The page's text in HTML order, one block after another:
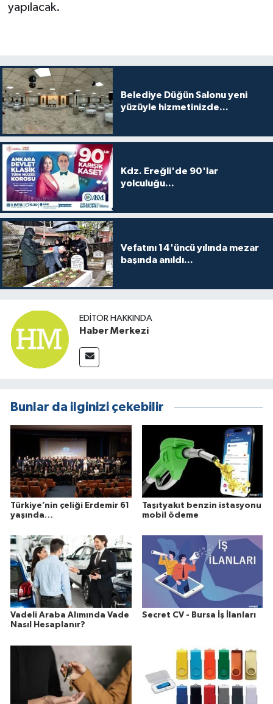
yapılacak.
Belediye Düğün Salonu yeni
yüzüyle hizmetinizde...
Kdz. Ereğli'de 90'lar
yolculuğu...
Vefatını 14'üncü yılında mezar
başında anıldı...
EDITÖR HAKKINDA
Haber Merkezi
Bunlar da ilginizi çekebilir
Türkiye’nin çeliği Erdemir 61
yaşında…
Taşıtyakıt benzin istasyonu
mobil ödeme
Vadeli Araba Alımında Vade
Nasıl Hesaplanır?
Secret CV - Bursa İş İlanları